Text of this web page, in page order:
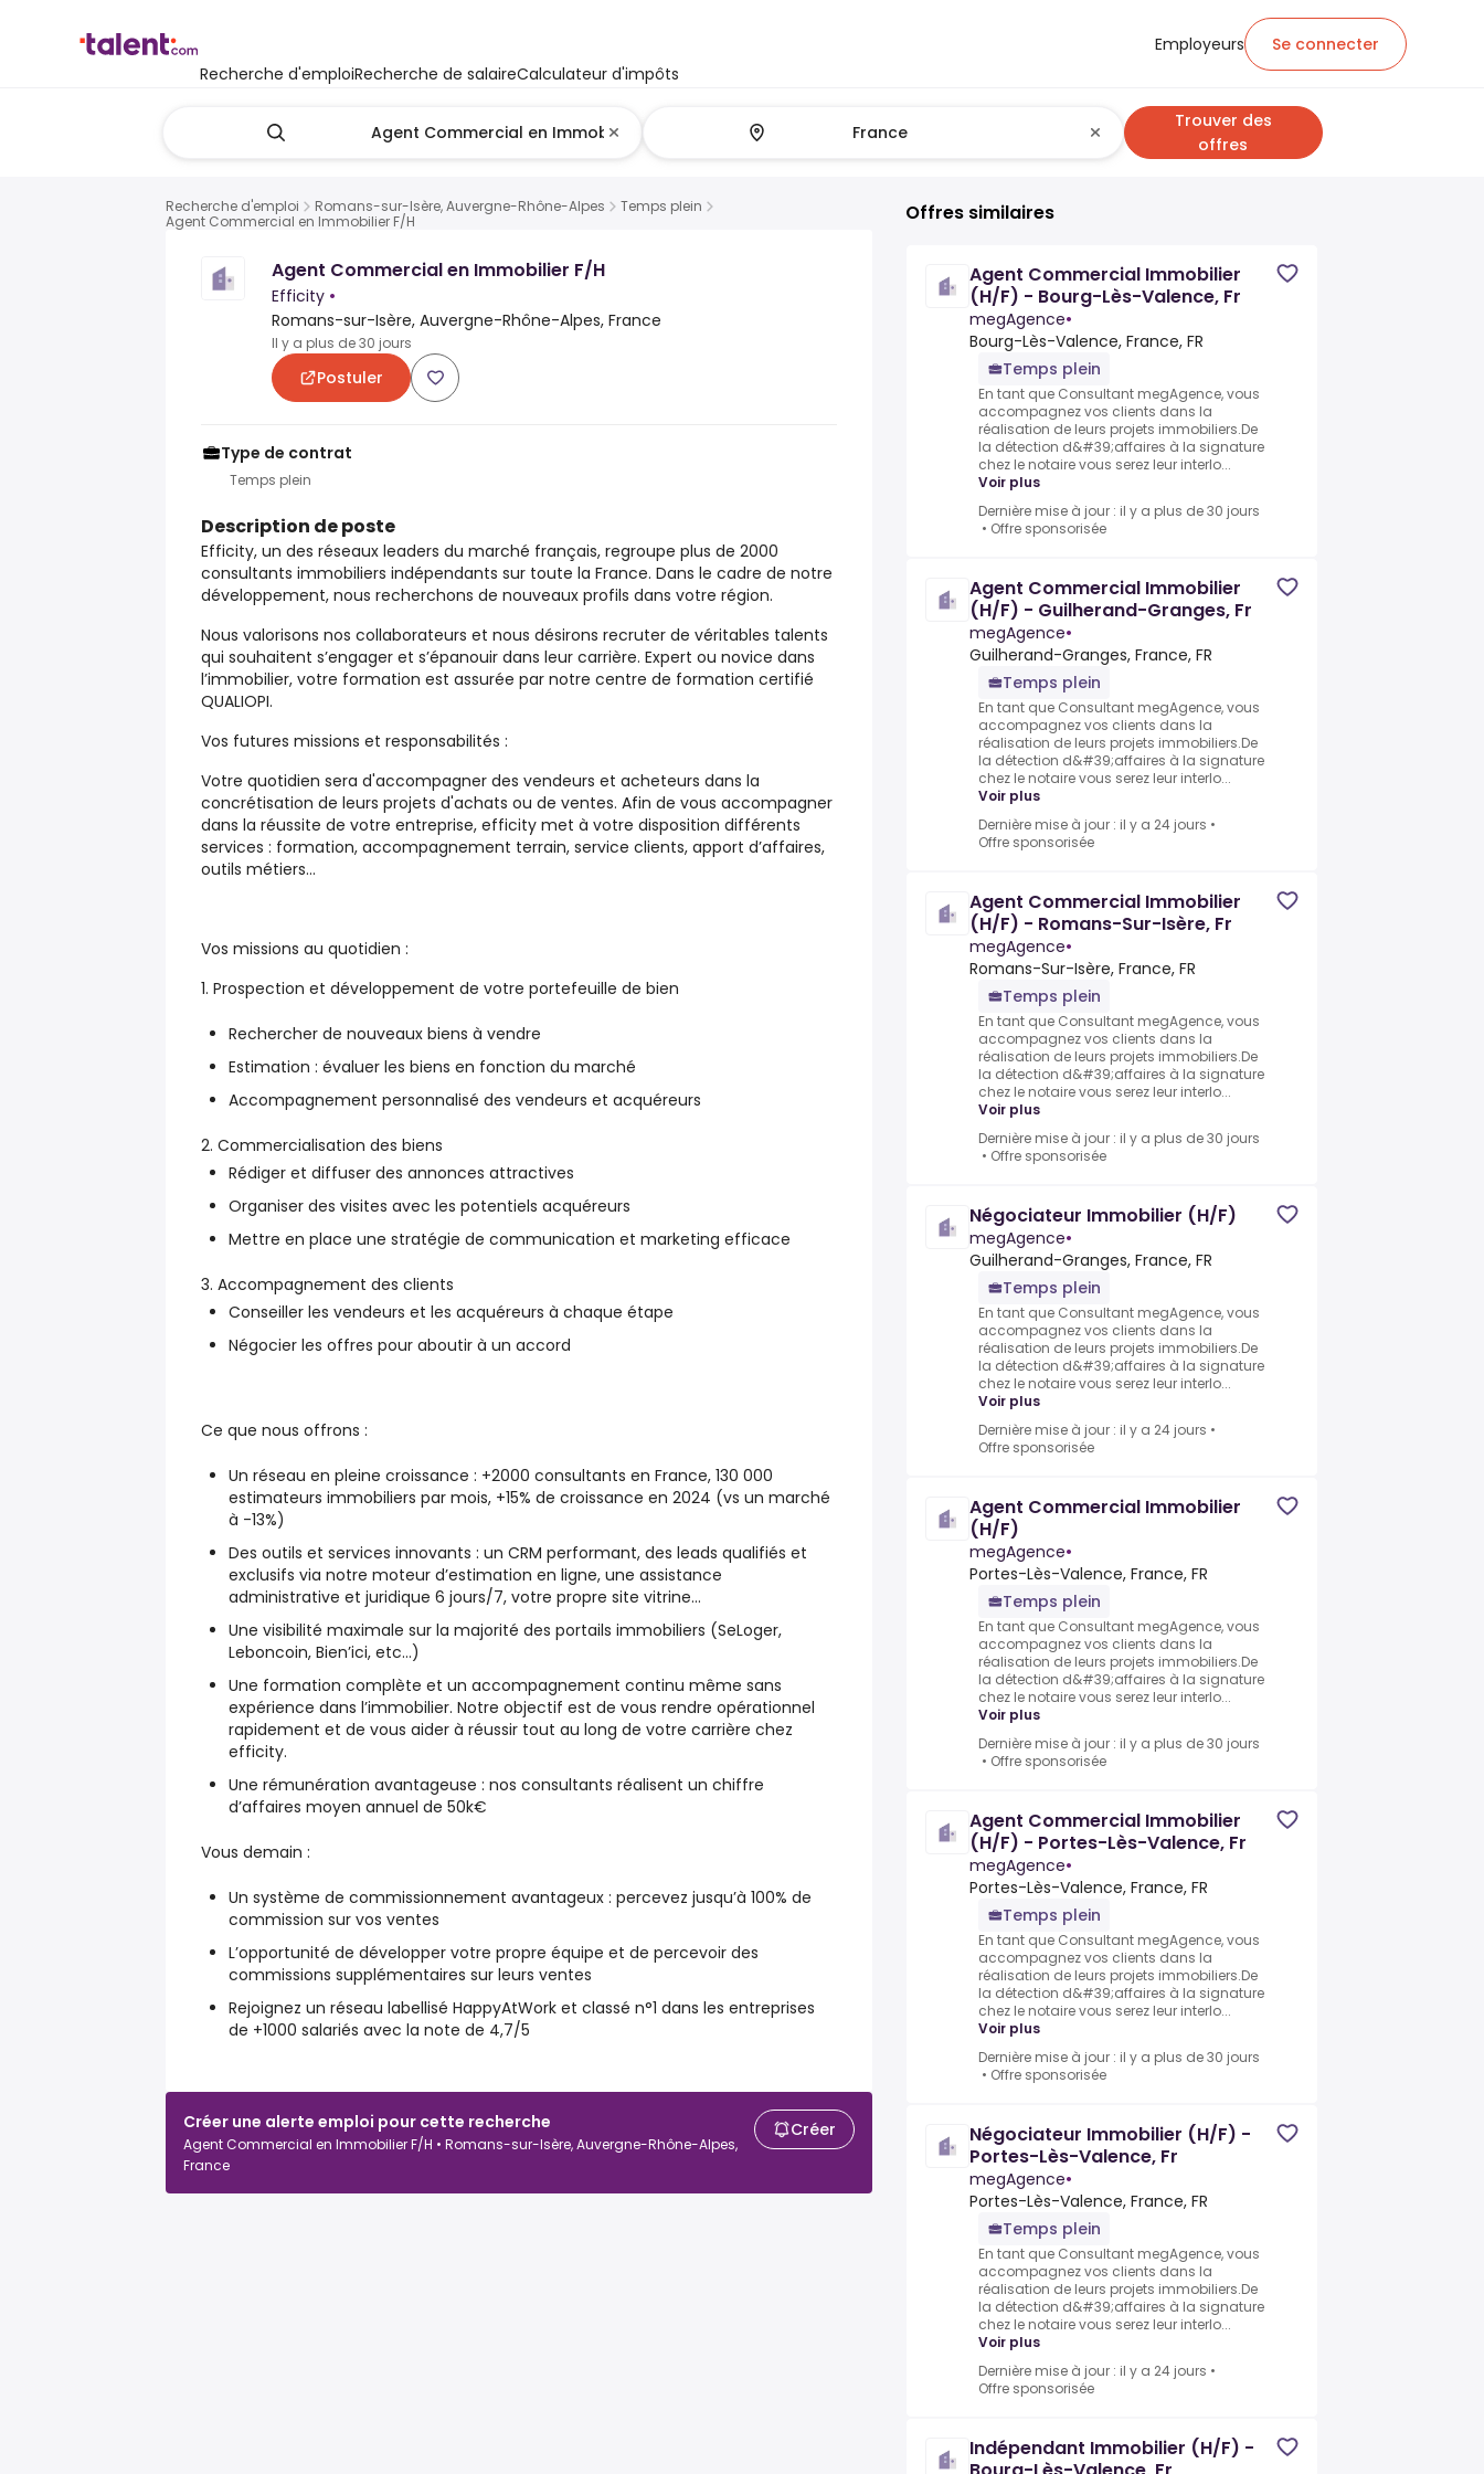
Recherche d'emploiRecherche de salaireCalculateur d'impôts
Employeurs Se connecter
Trouver des
offres
Recherche d'emploi Romans-sur-Isère, Auvergne-Rhône-Alpes
Temps plein
Agent Commercial en Immobilier F/H
Agent Commercial en Immobilier F/H
Efficity •
Romans-sur-Isère, Auvergne-Rhône-Alpes, France
Il y a plus de 30 jours
Postuler
Type de contrat
Temps plein
Description de poste
Efficity, un des réseaux leaders du marché français, regroupe plus de 2000
consultants immobiliers indépendants sur toute la France. Dans le cadre de notre
développement, nous recherchons de nouveaux profils dans votre région.
Nous valorisons nos collaborateurs et nous désirons recruter de véritables talents
qui souhaitent s’engager et s’épanouir dans leur carrière. Expert ou novice dans
l’immobilier, votre formation est assurée par notre centre de formation certifié
QUALIOPI.
Vos futures missions et responsabilités :
Votre quotidien sera d'accompagner des vendeurs et acheteurs dans la
concrétisation de leurs projets d'achats ou de ventes. Afin de vous accompagner
dans la réussite de votre entreprise, efficity met à votre disposition différents
services : formation, accompagnement terrain, service clients, apport d’affaires,
outils métiers…
Vos missions au quotidien :
1. Prospection et développement de votre portefeuille de bien
Rechercher de nouveaux biens à vendre
Estimation : évaluer les biens en fonction du marché
Accompagnement personnalisé des vendeurs et acquéreurs
2. Commercialisation des biens
Rédiger et diffuser des annonces attractives
Organiser des visites avec les potentiels acquéreurs
Mettre en place une stratégie de communication et marketing efficace
3. Accompagnement des clients
Conseiller les vendeurs et les acquéreurs à chaque étape
Négocier les offres pour aboutir à un accord
Ce que nous offrons :
Un réseau en pleine croissance : +2000 consultants en France, 130 000
estimateurs immobiliers par mois, +15% de croissance en 2024 (vs un marché
à -13%)
Des outils et services innovants : un CRM performant, des leads qualifiés et
exclusifs via notre moteur d’estimation en ligne, une assistance
administrative et juridique 6 jours/7, votre propre site vitrine…
Une visibilité maximale sur la majorité des portails immobiliers (SeLoger,
Leboncoin, Bien’ici, etc…)
Une formation complète et un accompagnement continu même sans
expérience dans l’immobilier. Notre objectif est de vous rendre opérationnel
rapidement et de vous aider à réussir tout au long de votre carrière chez
efficity.
Une rémunération avantageuse : nos consultants réalisent un chiffre
d’affaires moyen annuel de 50k€
Vous demain :
Un système de commissionnement avantageux : percevez jusqu’à 100% de
commission sur vos ventes
L’opportunité de développer votre propre équipe et de percevoir des
commissions supplémentaires sur leurs ventes
Rejoignez un réseau labellisé HappyAtWork et classé n°1 dans les entreprises
de +1000 salariés avec la note de 4,7/5
Créer une alerte emploi pour cette recherche
Agent Commercial en Immobilier F/H • Romans-sur-Isère, Auvergne-Rhône-Alpes,
France
Créer
Offres similaires
Agent Commercial Immobilier
(H/F) - Bourg-Lès-Valence, Fr
megAgence•
Bourg-Lès-Valence, France, FR
Temps plein
En tant que Consultant megAgence, vous
accompagnez vos clients dans la
réalisation de leurs projets immobiliers.De
la détection d&#39;affaires à la signature
chez le notaire vous serez leur interlo...
Voir plus
Dernière mise à jour : il y a plus de 30 jours
• Offre sponsorisée
Agent Commercial Immobilier
(H/F) - Guilherand-Granges, Fr
megAgence•
Guilherand-Granges, France, FR
Temps plein
En tant que Consultant megAgence, vous
accompagnez vos clients dans la
réalisation de leurs projets immobiliers.De
la détection d&#39;affaires à la signature
chez le notaire vous serez leur interlo...
Voir plus
Dernière mise à jour : il y a 24 jours •
Offre sponsorisée
Agent Commercial Immobilier
(H/F) - Romans-Sur-Isère, Fr
megAgence•
Romans-Sur-Isère, France, FR
Temps plein
En tant que Consultant megAgence, vous
accompagnez vos clients dans la
réalisation de leurs projets immobiliers.De
la détection d&#39;affaires à la signature
chez le notaire vous serez leur interlo...
Voir plus
Dernière mise à jour : il y a plus de 30 jours
• Offre sponsorisée
Négociateur Immobilier (H/F)
megAgence•
Guilherand-Granges, France, FR
Temps plein
En tant que Consultant megAgence, vous
accompagnez vos clients dans la
réalisation de leurs projets immobiliers.De
la détection d&#39;affaires à la signature
chez le notaire vous serez leur interlo...
Voir plus
Dernière mise à jour : il y a 24 jours •
Offre sponsorisée
Agent Commercial Immobilier
(H/F)
megAgence•
Portes-Lès-Valence, France, FR
Temps plein
En tant que Consultant megAgence, vous
accompagnez vos clients dans la
réalisation de leurs projets immobiliers.De
la détection d&#39;affaires à la signature
chez le notaire vous serez leur interlo...
Voir plus
Dernière mise à jour : il y a plus de 30 jours
• Offre sponsorisée
Agent Commercial Immobilier
(H/F) - Portes-Lès-Valence, Fr
megAgence•
Portes-Lès-Valence, France, FR
Temps plein
En tant que Consultant megAgence, vous
accompagnez vos clients dans la
réalisation de leurs projets immobiliers.De
la détection d&#39;affaires à la signature
chez le notaire vous serez leur interlo...
Voir plus
Dernière mise à jour : il y a plus de 30 jours
• Offre sponsorisée
Négociateur Immobilier (H/F) -
Portes-Lès-Valence, Fr
megAgence•
Portes-Lès-Valence, France, FR
Temps plein
En tant que Consultant megAgence, vous
accompagnez vos clients dans la
réalisation de leurs projets immobiliers.De
la détection d&#39;affaires à la signature
chez le notaire vous serez leur interlo...
Voir plus
Dernière mise à jour : il y a 24 jours •
Offre sponsorisée
Indépendant Immobilier (H/F) -